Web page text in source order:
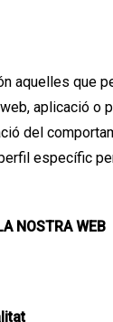
aquelles que
aplicació
del
específic
NOSTRA WEB
tat